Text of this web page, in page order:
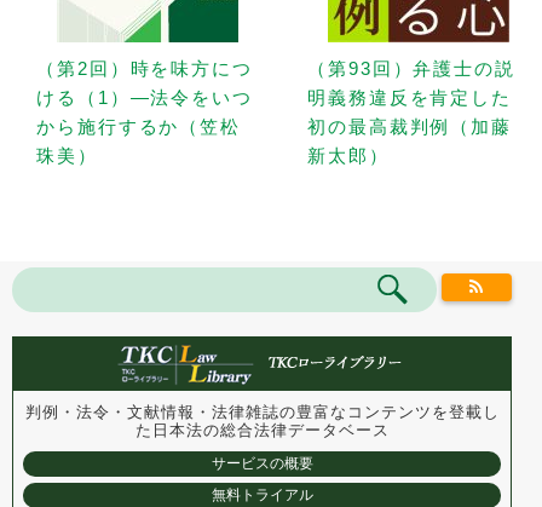
（第2回）時を味方につ
ける（1）—法令をいつ
から施行するか（笠松
珠美）
（第93回）弁護士の説
明義務違反を肯定した
初の最高裁判例（加藤
新太郎）
判例・法令・文献情報・法律雑誌の豊富なコンテンツを登載し
た 日本法の総合法律データベース
サービスの概要
無料トライアル